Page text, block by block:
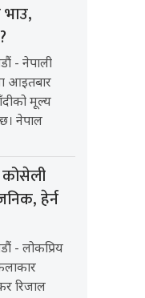
- नेपाली
आइतबार
मूल्य
नेपाल
कोसेली
हेर्न
- लोकप्रिय
रिजाल